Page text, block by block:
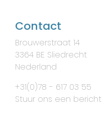
Contact
Brouwerstraat 14
3364 BE Sliedrecht
Nederland
+31(0)78 - 617 03 55
Stuur ons een bericht